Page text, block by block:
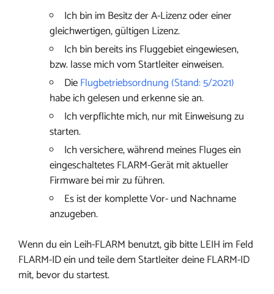
Ich bin im Besitz der A-Lizenz oder einer
gleichwertigen, gültigen Lizenz.
Ich bin bereits ins Fluggebiet eingewiesen,
bzw. lasse mich vom Startleiter einweisen.
DieFlugbetriebsordnung (Stand: 5/2021)
habe ich gelesen und erkenne sie an.
Ich verpflichte mich, nur mit Einweisung zu
starten.
Ich versichere, während meines Fluges ein
eingeschaltetes FLARM-Gerät mit aktueller
Firmware bei mir zu führen.
Es ist der komplette Vor- und Nachname
anzugeben.
Wenn du ein Leih-FLARM benutzt, gib bitte LEIH im Feld
FLARM-ID ein und teile dem Startleiter deine FLARM-ID
mit, bevor du startest.